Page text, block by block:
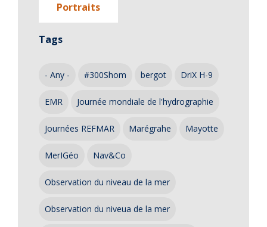
Portraits
Tags
- Any - #300Shom bergot DriX H-9
EMR Journée mondiale de l'hydrographie
Journées REFMAR Marégrahe Mayotte
MerIGéo Nav&Co
Observation du niveau de la mer
Observation du niveua de la mer